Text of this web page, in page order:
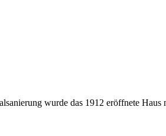
wurde das 1912 eröffnete